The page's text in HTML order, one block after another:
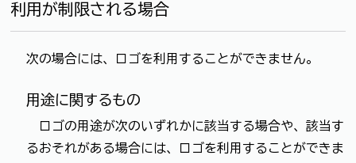
利用が制限される場合
次の場合には、ロゴを利用することができません。
用途に関するもの
ロゴの用途が次のいずれかに該当する場合や、該当す
るおそれがある場合には、ロゴを利用することができま